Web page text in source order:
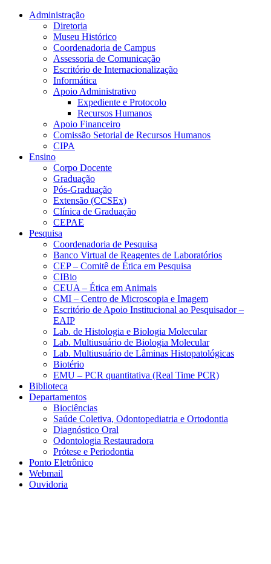
Conteúdo principal Menu principal
Administração
Diretoria
Museu Histórico
Coordenadoria de Campus
Assessoria de Comunicação
Escritório de Internacionalização
Informática
Apoio Administrativo
Expediente e Protocolo
Recursos Humanos
Apoio Financeiro
Comissão Setorial de Recursos Humanos
CIPA
Ensino
Corpo Docente
Graduação
Pós-Graduação
Extensão (CCSEx)
Clínica de Graduação
CEPAE
Pesquisa
Coordenadoria de Pesquisa
Banco Virtual de Reagentes de Laboratórios
CEP – Comitê de Ética em Pesquisa
CIBio
CEUA – Ética em Animais
CMI – Centro de Microscopia e Imagem
Escritório de Apoio Institucional ao Pesquisador –
EAIP
Lab. de Histologia e Biologia Molecular
Lab. Multiusuário de Biologia Molecular
Lab. Multiusuário de Lâminas Histopatológicas
Biotério
EMU – PCR quantitativa (Real Time PCR)
Biblioteca
Departamentos
Biociências
Saúde Coletiva, Odontopediatria e Ortodontia
Diagnóstico Oral
Odontologia Restauradora
Prótese e Periodontia
Ponto Eletrônico
Webmail
Ouvidoria